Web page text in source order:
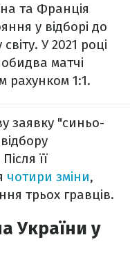
та Франція
у відборі до
У 2021 році
обидва матчі
рахунком 1:1.
заявку "синьо-
її
чотири зміни,
трьох гравців.
України у